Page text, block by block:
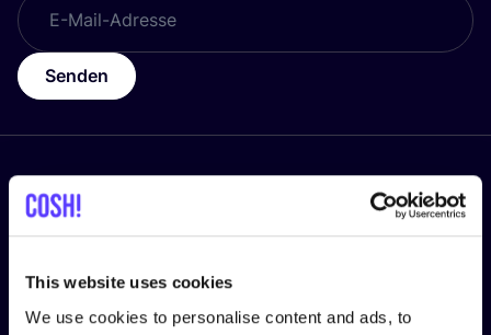
This website uses cookies
We use cookies to personalise content and ads, to
Senden
Folge uns
RECHTLICHES